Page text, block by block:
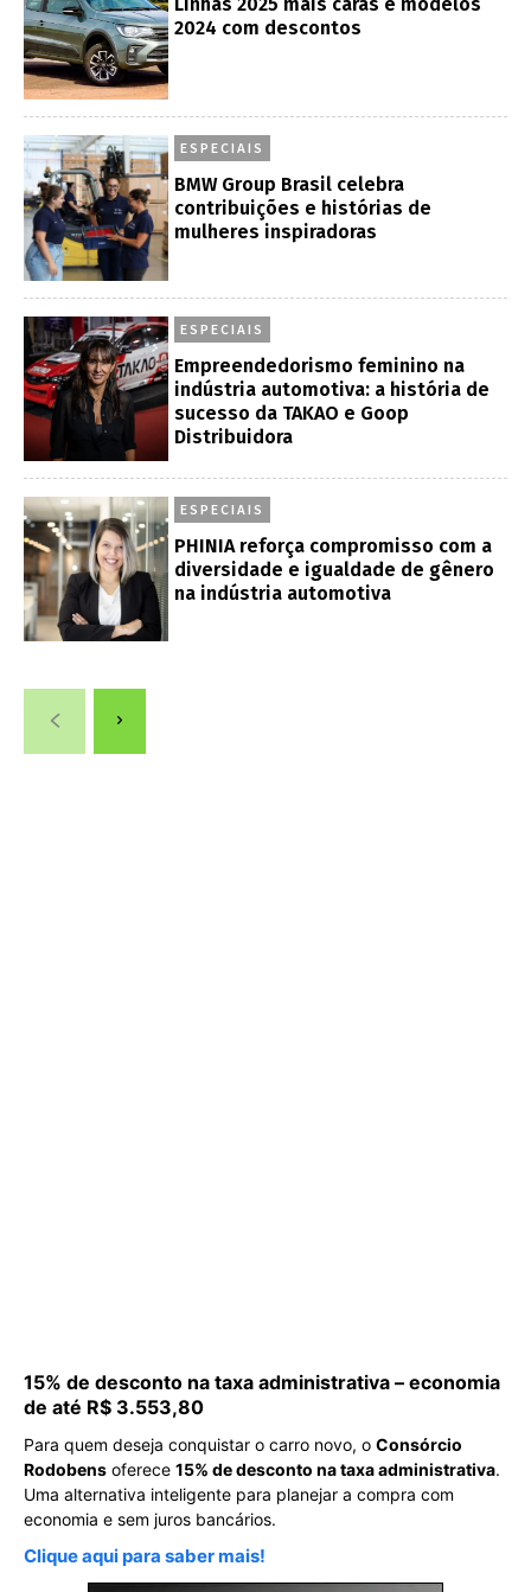
2024 com descontos
ESPECIAIS
BMW Group Brasil celebra
contribuições e histórias de
mulheres inspiradoras
ESPECIAIS
Empreendedorismo feminino na
indústria automotiva: a história de
sucesso da TAKAO e Goop
Distribuidora
ESPECIAIS
PHINIA reforça compromisso com a
diversidade e igualdade de gênero
na indústria automotiva
15% de desconto na taxa administrativa – economia
de até R$ 3.553,80
Para quem deseja conquistar o carro novo, o Consórcio
Rodobens oferece 15% de desconto na taxa administrativa.
Uma alternativa inteligente para planejar a compra com
economia e sem juros bancários.
Clique aqui para saber mais!